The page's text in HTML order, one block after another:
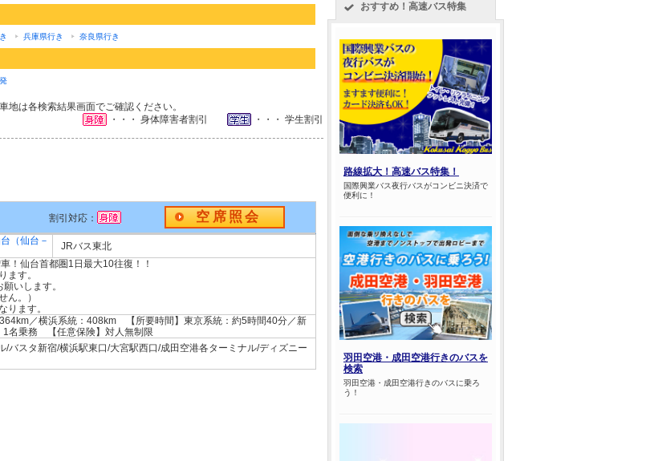
兵庫県行き 奈良県行き
は各検索結果画面でご確認ください。
・・・ 身体障害者割引
・・・ 学生割引
割引対応： 空席照会
（仙台－
JRバス東北
！仙台首都圏1日最大10往復！！
ます。
いします。
ん。）
ります。
／横浜系統：408km 【所要時間】東京系統：約5時間40分／新
名乗務 【任意保険】対人無制限
スタ新宿/横浜駅東口/大宮駅西口/成田空港各ターミナル/ディズニー
おすすめ！高速バス特集
路線拡大！高速バス特集！
国際興業バス夜行バスがコンビニ決済で
便利に！
羽田空港・成田空港行きのバスを
検索
羽田空港・成田空港行きのバスに乗ろ
う！